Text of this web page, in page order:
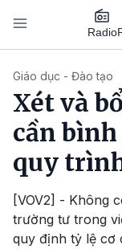
Nhảy đến nội dung
Radio
Giáo dục - Đào tạo
Xét và
cần
quy
[VOV2] - Không
trường tư trong
quy định tỷ lệ cơ